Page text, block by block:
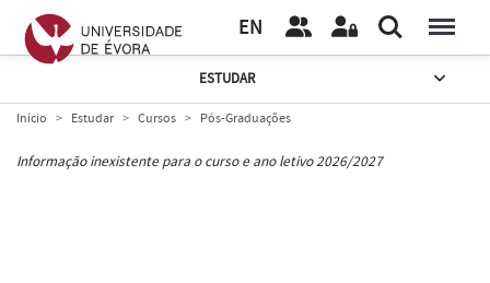
EN
ESTUDAR
Início Estudar Cursos Pós-Graduações
Informação inexistente para o curso e ano letivo 2026/2027